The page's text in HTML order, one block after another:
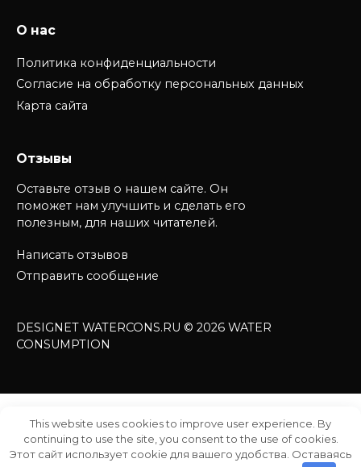
О нас
Политика конфиденциальности
Согласие на обработку персональных данных
Карта сайта
Отзывы
Оставьте отзыв о нашем сайте. Он
поможет нам улучшить и сделать его
полезным, для наших читателей.
Написать отзывов
Отправить сообщение
DESIGNET WATERCONS.RU © 2026 WATER
CONSUMPTION
This website uses cookies to improve user experience. By
continuing to use the site, you consent to the use of cookies.
Этот сайт использует cookie для вашего удобства. Оставаясь